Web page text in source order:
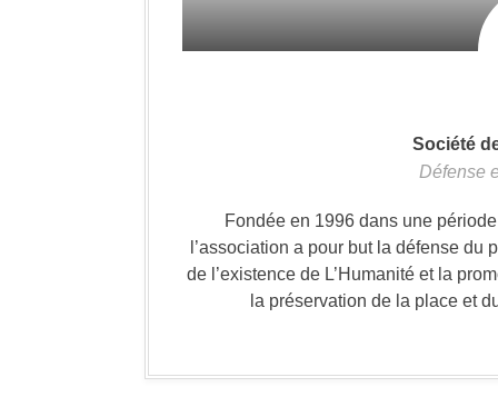
Société
Défense
Fondée en 1996 dans une
l’association a pour but la défense
de l’existence de L’Humanité et la
la préservation de la place et